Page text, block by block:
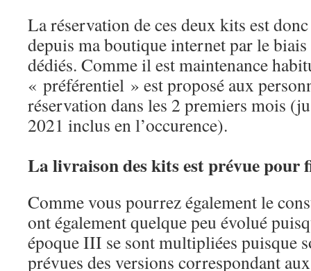
La réservation de ces deux kits est
depuis ma boutique internet par le
dédiés. Comme il est maintenance
« préférentiel » est proposé aux
réservation dans les 2 premiers mois
2021 inclus en l’occurence).
La livraison des kits est prévue pour
Comme vous pourrez également le
ont également quelque peu évolué
époque III se sont multipliées puisque
prévues des versions correspondant